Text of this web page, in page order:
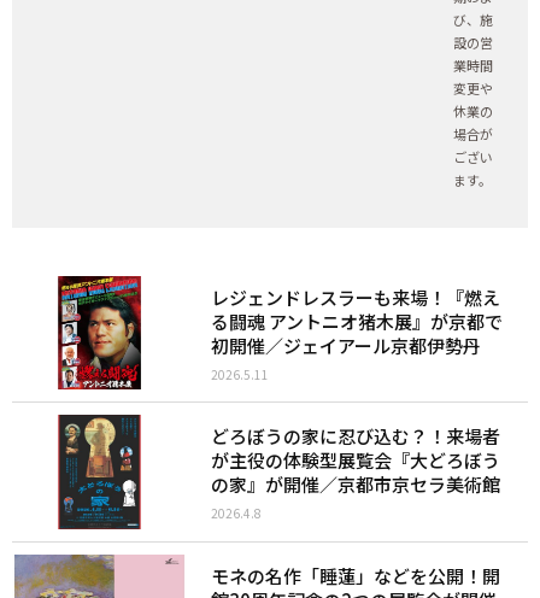
び、施
設の営
業時間
変更や
休業の
場合が
ござい
ます。
レジェンドレスラーも来場！『燃え
る闘魂 アントニオ猪木展』が京都で
初開催／ジェイアール京都伊勢丹
2026.5.11
どろぼうの家に忍び込む？！来場者
が主役の体験型展覧会『大どろぼう
の家』が開催／京都市京セラ美術館
2026.4.8
モネの名作「睡蓮」などを公開！開